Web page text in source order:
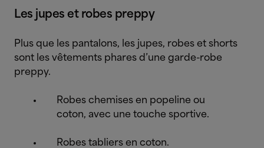
Les jupes et robes preppy
Plus que les pantalons, les jupes, robes et shorts
sont les vêtements phares d’une garde-robe
preppy.
Robes chemises en popeline ou
coton, avec une touche sportive.
Robes tabliers en coton.